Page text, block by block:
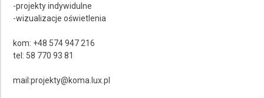
-projekty indywidulne
-wizualizacje oświetlenia
kom: +48 574 947 216
tel: 58 770 93 81
mail:projekty@koma.lux.pl